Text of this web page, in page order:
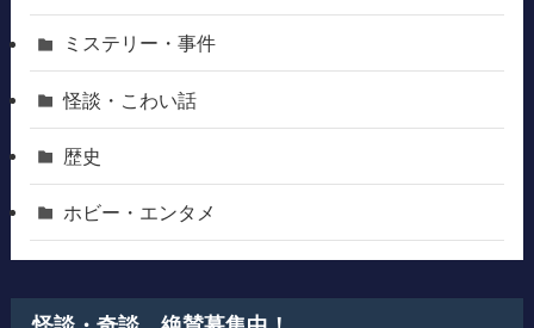
ミステリー・事件
怪談・こわい話
歴史
ホビー・エンタメ